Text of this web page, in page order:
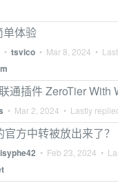
单体验
• tsvico • Mar 8, 2024 •
通插件 ZeroTier With
• Mar 2, 2024 • Lastly
方中转被放出来了？
• Feb 23, 2024 •